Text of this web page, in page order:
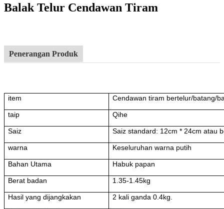
Balak Telur Cendawan Tiram
Penerangan Produk
item Cendawan tiram bertelur/batang/
taip Qihe
Saiz Saiz standard: 12cm * 24cm atau
warna Keseluruhan warna putih
Bahan Utama Habuk papan
Berat badan 1.35-1.45kg
Hasil yang dijangkakan 2 kali ganda 0.4kg.